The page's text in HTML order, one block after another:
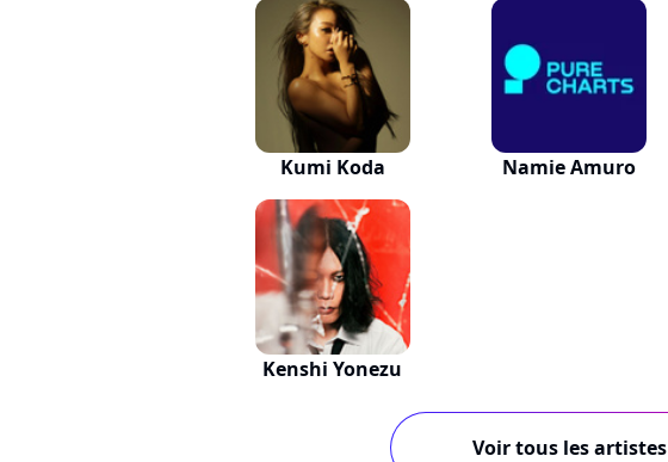
Kumi Koda Namie Amuro
Kenshi Yonezu
Voir tous les artistes